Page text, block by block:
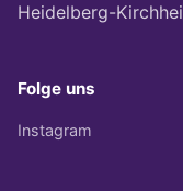
Heidelberg-
Folge uns
Instagram